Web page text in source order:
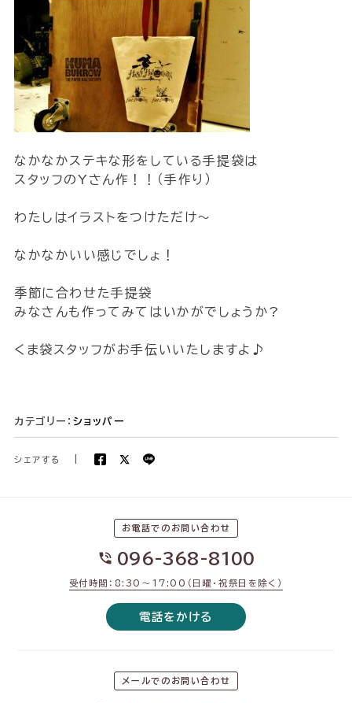
なかなかステキな形をしている手提袋は
スタッフのYさん作！！（手作り）
わたしはイラストをつけただけ～
なかなかいい感じでしょ！
季節に合わせた手提袋
みなさんも作ってみてはいかがでしょうか?
くま袋スタッフがお手伝いいたしますよ♪
カテゴリー： ショッパー
シェアする
お電話でのお問い合わせ
096-368-8100
受付時間：8:30〜17:00（日曜・祝祭日を除く）
電話をかける
メールでのお問い合わせ